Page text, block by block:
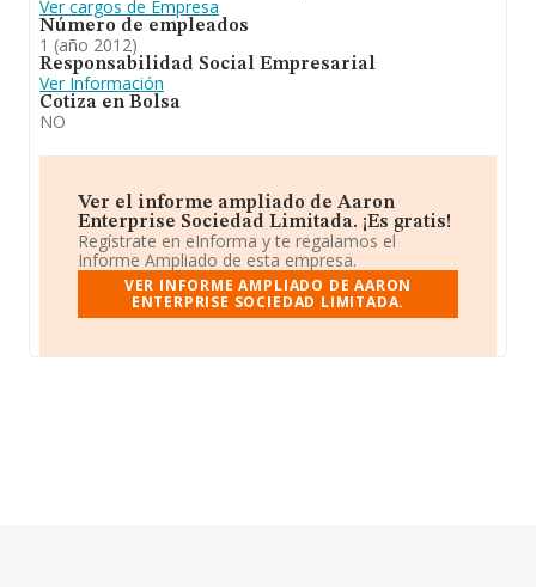
Ver cargos de Empresa
Número de empleados
1 (año 2012)
Responsabilidad Social Empresarial
Ver Información
Cotiza en Bolsa
NO
Ver el informe ampliado de Aaron
Enterprise Sociedad Limitada. ¡Es gratis!
Regístrate en eInforma y te regalamos el
Informe Ampliado de esta empresa.
VER INFORME AMPLIADO DE AARON
ENTERPRISE SOCIEDAD LIMITADA.